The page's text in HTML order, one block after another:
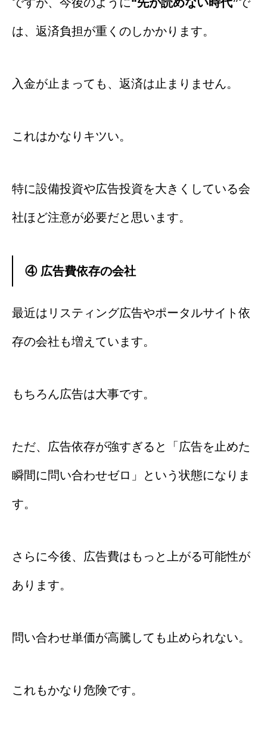
は、返済負担が重くのしかかります。
入金が止まっても、返済は止まりません。
これはかなりキツい。
特に設備投資や広告投資を大きくしている会
社ほど注意が必要だと思います。
④ 広告費依存の会社
最近はリスティング広告やポータルサイト依
存の会社も増えています。
もちろん広告は大事です。
ただ、広告依存が強すぎると「広告を止めた
瞬間に問い合わせゼロ」という状態になりま
す。
さらに今後、広告費はもっと上がる可能性が
あります。
問い合わせ単価が高騰しても止められない。
これもかなり危険です。